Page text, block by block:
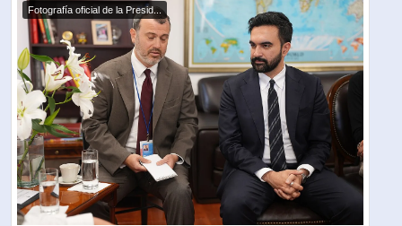
Fotografía oficial de la Presid...